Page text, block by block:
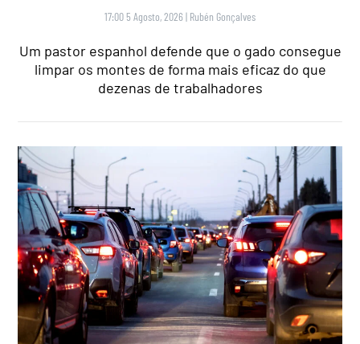
17:00 5 Agosto, 2026 | Rubén Gonçalves
Um pastor espanhol defende que o gado consegue
limpar os montes de forma mais eficaz do que
dezenas de trabalhadores